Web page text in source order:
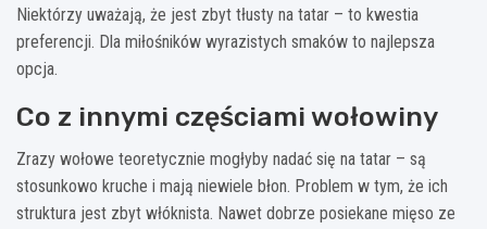
Niektórzy uważają, że jest zbyt tłusty na tatar – to kwestia
preferencji. Dla miłośników wyrazistych smaków to najlepsza
opcja.
Co z innymi częściami wołowiny
Zrazy wołowe teoretycznie mogłyby nadać się na tatar – są
stosunkowo kruche i mają niewiele błon. Problem w tym, że ich
struktura jest zbyt włóknista. Nawet dobrze posiekane mięso ze